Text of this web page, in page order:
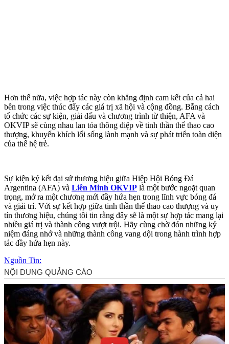
Hơn thế nữa, việc hợp tác này còn khẳng định cam kết của cả hai
bên trong việc thúc đẩy các giá trị xã hội và cộng đồng. Bằng cách
tổ chức các sự kiện, giải đấu và chương trình từ thiện, AFA và
OKVIP sẽ cùng nhau lan tỏa thông điệp về tinh thần thể thao cao
thượng, khuyến khích lối sống lành mạnh và sự phát triển toàn diện
của thế hệ trẻ.
Sự kiện ký kết đại sứ thương hiệu giữa Hiệp Hội Bóng Đá
Argentina (AFA) và Liên Minh OKVIP là một bước ngoặt quan
trọng, mở ra một chương mới đầy hứa hẹn trong lĩnh vực bóng đá
và giải trí. Với sự kết hợp giữa tinh thần thể thao cao thượng và uy
tín thương hiệu, chúng tôi tin rằng đây sẽ là một sự hợp tác mang lại
nhiều giá trị và thành công vượt trội. Hãy cùng chờ đón những kỷ
niệm đáng nhớ và những thành công vang dội trong hành trình hợp
tác đầy hứa hẹn này.
Nguồn Tin: